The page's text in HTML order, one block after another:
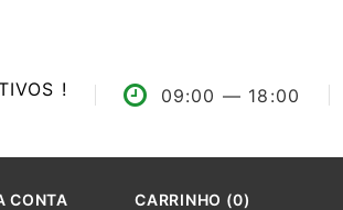
! 09:00 — 18:00
CONTA CARRINHO (0)